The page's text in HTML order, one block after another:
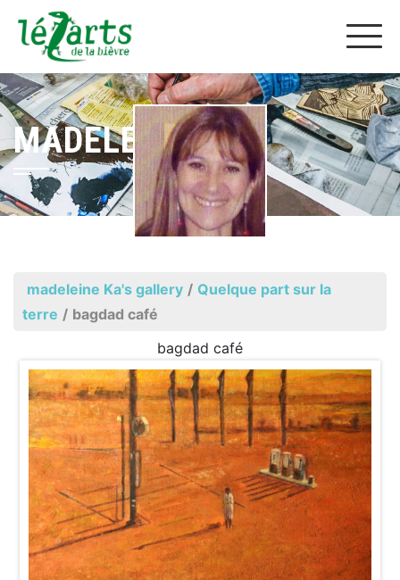
MADELEINE KA
madeleine Ka's gallery / Quelque part sur la
terre / bagdad café
bagdad café